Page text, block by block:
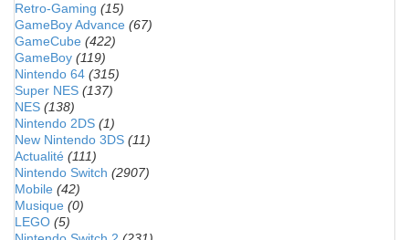
Retro-Gaming (15)
GameBoy Advance (67)
GameCube (422)
GameBoy (119)
Nintendo 64 (315)
Super NES (137)
NES (138)
Nintendo 2DS (1)
New Nintendo 3DS (11)
Actualité (111)
Nintendo Switch (2907)
Mobile (42)
Musique (0)
LEGO (5)